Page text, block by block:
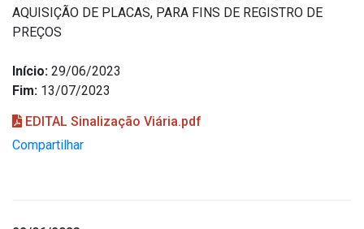
AQUISIÇÃO DE PLACAS, PARA FINS DE REGISTRO DE
PREÇOS
Início: 29/06/2023
Fim: 13/07/2023
EDITAL Sinalização Viária.pdf
Compartilhar